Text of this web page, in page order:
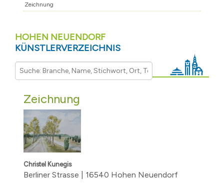
BÜRGERSERVICE
TOURISMUS
BAUEN & WIRTSCHAFT
Zeichnung
HOHEN NEUENDORF
KÜNSTLERVERZEICHNIS
Zeichnung
Christel Kunegis
Berliner Strasse | 16540 Hohen Neuendorf